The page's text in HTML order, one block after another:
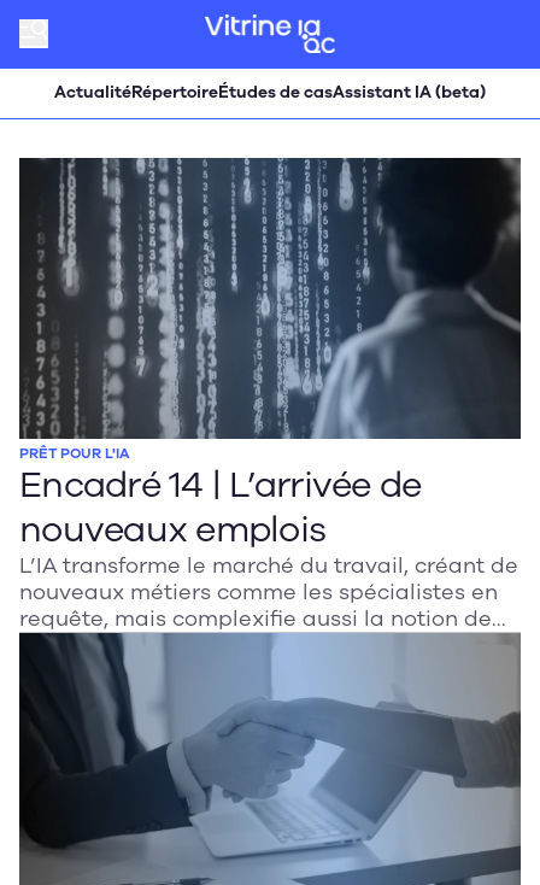
ActualitéRépertoireÉtudes de casAssistant IA (beta)
PRÊT POUR L'IA
Encadré 14 | L’arrivée de
nouveaux emplois
L’IA transforme le marché du travail, créant de
nouveaux métiers comme les spécialistes en
requête, mais complexifie aussi la notion de
responsabilité. Entre innovation et éthique, le
Québec doit clarifier les règles
professionnelles pour protéger le public et
guider l’usage de l’IA dans les milieux de
travail.